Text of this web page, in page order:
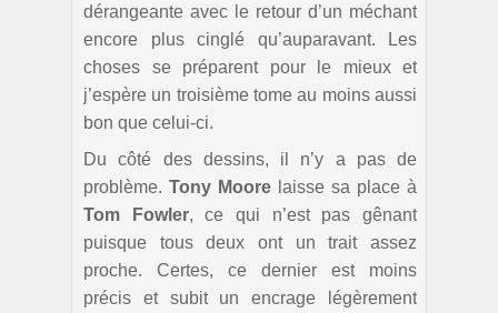
dérangeante avec le retour d’un méchant
encore plus cinglé qu’auparavant. Les
choses se préparent pour le mieux et
j’espère un troisième tome au moins aussi
bon que celui-ci.
Du côté des dessins, il n’y a pas de
problème. Tony Moore laisse sa place à
Tom Fowler, ce qui n’est pas gênant
puisque tous deux ont un trait assez
proche. Certes, ce dernier est moins
précis et subit un encrage légèrement